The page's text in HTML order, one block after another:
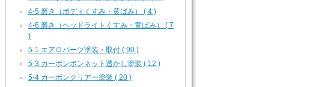
4-5 磨き（ボディくすみ・黄ばみ） ( 4 )
4-6 磨き（ヘッドライトくすみ・黄ばみ） ( 7
)
5-1 エアロパーツ塗装・取付 ( 90 )
5-3 カーボンボンネット透かし塗装 ( 12 )
5-4 カーボンクリアー塗装 ( 20 )